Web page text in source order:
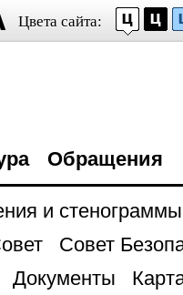
Цвета сайта:
Обращения
и стенограммы
Совет
Документы